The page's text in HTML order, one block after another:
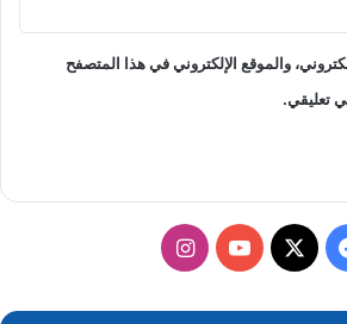
والموقع الإلكتروني في هذا المتصفح
تعليقي.
فيسبوك
‫X
‫YouTubeانستقرام